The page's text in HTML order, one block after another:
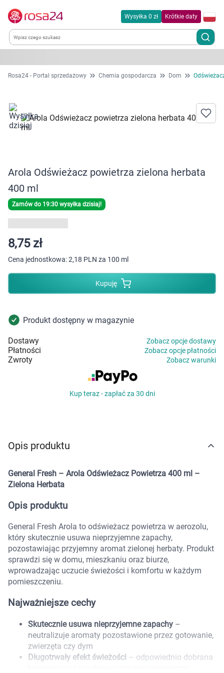
Korzystamy z plików cookies w celu
Wysyłka 0 zł Krótkie daty
Kategorie
Dla zwierząt
Zdrowie
Kobieta w ciąży i mama
Higiena
Zabawki
Rosa24 - Portal sprzedażowy Chemia gospodarcza Dom
Arola Odświeżacz powietrza zielona herbata
400 ml
Zamów do 19:30 wysyłka dzisiaj!
8,75 zł
Cena jednostkowa:2,18 PLN za 100 ml
Kupuję
Produkt dostępny w magazynie
Dostawy Zobacz opcje dostawy
Płatności Zobacz opcje płatności
Zwroty Zobacz warunki
Kup teraz - zapłać za 30 dni
Opis produktu
General Fresh – Arola Odświeżacz Powietrza 400 ml –
Zielona Herbata
Opis produktu
General Fresh Arola to odświeżacz powietrza w aerozolu,
który skutecznie usuwa nieprzyjemne zapachy,
pozostawiając przyjemny aromat zielonej herbaty. Produkt
sprawdzi się w domu, mieszkaniu oraz biurze,
wprowadzając uczucie świeżości i komfortu w każdym
pomieszczeniu.
Najważniejsze cechy
Skutecznie usuwa nieprzyjemne zapachy –
neutralizuje aromaty pozostawione przez gotowanie,
zwierzęta czy dym
Długotrwały efekt świeżości – odpowiednio dobrana